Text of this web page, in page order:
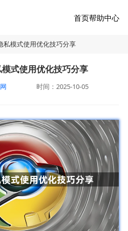
首页帮助中心
私模式使用优化技巧分享
式使用优化技巧分享
时间：2025-10-05